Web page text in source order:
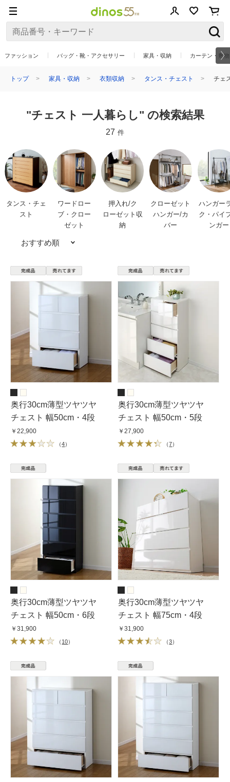
ファッション バッグ・靴・アクセサリー 家具・収納 カーテン・敷
トップ 家具・収納 衣類収納 タンス・チェスト チェ
"チェスト 一人暮らし" の検索結果
27 件
タンス・チェ
スト
ワードロー
ブ・クロー
ゼット
押入れ/ク
ローゼット収
納
クローゼット
ハンガー/カ
バー
ハンガー
ク・パイ
ンガー
おすすめ順
奥行30cm薄型ツヤツヤ
チェスト 幅50cm・4段
￥22,900
（4）
奥行30cm薄型ツヤツヤ
チェスト 幅50cm・5段
￥27,900
（7）
奥行30cm薄型ツヤツヤ
チェスト 幅50cm・6段
￥31,900
（ 10）
奥行30cm薄型ツヤツヤ
チェスト 幅75cm・4段
￥31,900
（3）